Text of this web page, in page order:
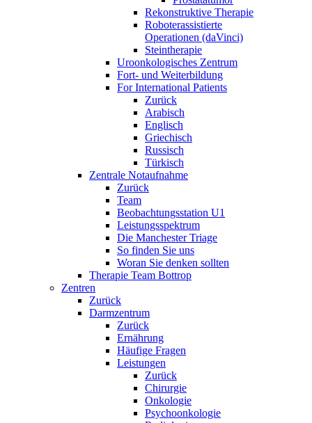
Rekonstruktive Therapie
Roboterassistierte
Operationen (daVinci)
Steintherapie
Uroonkologisches Zentrum
Fort- und Weiterbildung
For International Patients
Zurück
Arabisch
Englisch
Griechisch
Russisch
Türkisch
Zentrale Notaufnahme
Zurück
Team
Beobachtungsstation U1
Leistungsspektrum
Die Manchester Triage
So finden Sie uns
Woran Sie denken sollten
Therapie Team Bottrop
Zentren
Zurück
Darmzentrum
Zurück
Ernährung
Häufige Fragen
Leistungen
Zurück
Chirurgie
Onkologie
Psychoonkologie